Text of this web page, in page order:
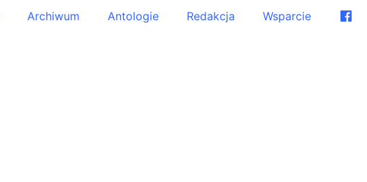
Archiwum Antologie Redakcja Wsparcie